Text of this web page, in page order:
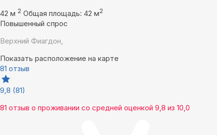
42 м 2 Общая площадь: 42 м2
Повышенный спрос
Верхний Фиагдон,
Показать расположение на карте
81 отзыв
9,8 (81)
81 отзыв о проживании со средней оценкой 9,8 из 10,0